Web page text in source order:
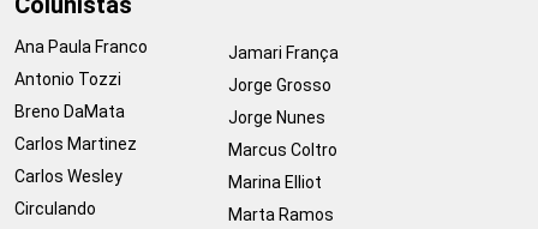
Ana Paula Franco
Antonio Tozzi
Breno DaMata
Carlos Martinez
Carlos Wesley
Circulando
Jamari França
Jorge Grosso
Jorge Nunes
Marcus Coltro
Marina Elliot
Marta Ramos